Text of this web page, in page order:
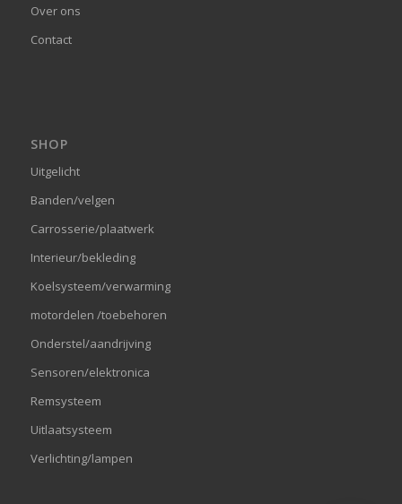
Over ons
Contact
SHOP
Uitgelicht
Banden/velgen
Carrosserie/plaatwerk
Interieur/bekleding
Koelsysteem/verwarming
motordelen /toebehoren
Onderstel/aandrijving
Sensoren/elektronica
Remsysteem
Uitlaatsysteem
Verlichting/lampen